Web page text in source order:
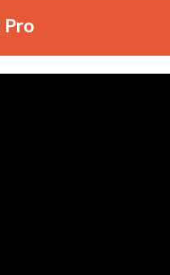
Pro